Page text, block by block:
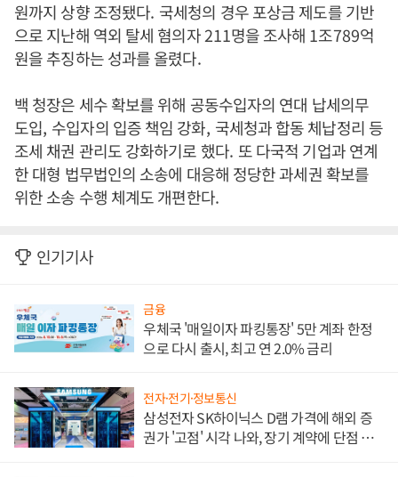
원까지 상향 조정됐다. 국세청의 경우 포상금 제도를 기반
으로 지난해 역외 탈세 혐의자211명을 조사해 1조789억
원을 추징하는 성과를 올렸다.
백 청장은 세수 확보를 위해 공동수입자의 연대 납세의무
도입, 수입자의 입증 책임 강화, 국세청과 합동 체납정리 등
조세 채권 관리도 강화하기로 했다. 또 다국적 기업과 연계
한 대형 법무법인의 소송에 대응해 정당한 과세권 확보를
위한 소송 수행 체계도 개편한다.
인기기사
금융
우체국 '매일이자 파킹통장' 5만 계좌 한정
으로 다시 출시, 최고 연 2.0% 금리
전자·전기·정보통신
삼성전자 SK하이닉스 D램 가격에 해외 증
권가 '고점' 시각 나와, 장기 계약에 단점 부